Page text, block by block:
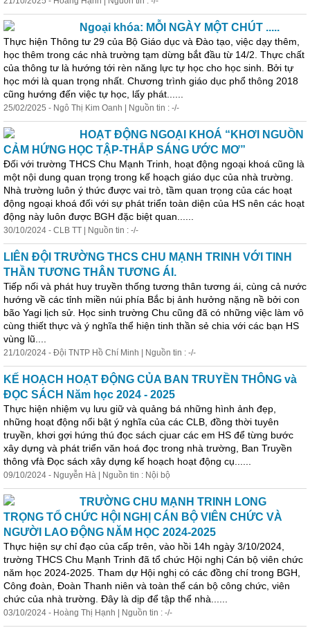
Ngoại khóa: MỖI NGÀY MỘT CHÚT .....
Thực hiện Thông tư 29 của Bộ Giáo dục và Đào tạo, việc dạy thêm,
học thêm trong các nhà trường tạm dừng bắt đầu từ 14/2. Thực chất
của thông tư là hướng tới rèn năng lực tự học cho học sinh. Bởi tự
học mới là quan trọng nhất. Chương trình giáo dục phổ thông 2018
cũng hướng đến việc tự học, lấy phát......
25/02/2025 - Ngô Thị Kim Oanh | Nguồn tin : -/-
HOẠT ĐỘNG NGOẠI KHOÁ “KHƠI NGUỒN
CẢM HỨNG HỌC TẬP-THẮP SÁNG ƯỚC MƠ”
Đối với trường THCS Chu Mạnh Trinh, hoạt động ngoại khoá cũng là
một nội dung quan trọng trong kế hoạch giáo dục của nhà trường.
Nhà trường luôn ý thức được vai trò, tầm quan trọng của các hoạt
động ngoại khoá đối với sự phát triển toàn diện của HS nên các hoạt
động này luôn được BGH đặc biệt quan......
30/10/2024 - CLB TT | Nguồn tin : -/-
LIÊN ĐỘI TRƯỜNG THCS CHU MẠNH TRINH VỚI TINH
THẦN TƯƠNG THÂN TƯƠNG ÁI.
Tiếp nối và phát huy truyền thống tương thân tương ái, cùng cả nước
hướng về các tỉnh miền núi phía Bắc bị ảnh hưởng nặng nề bởi con
bão Yagi lịch sử. Học sinh trường Chu cũng đã có những việc làm vô
cùng thiết thực và ý nghĩa thể hiện tinh thần sẻ chia với các bạn HS
vùng lũ....
21/10/2024 - Đội TNTP Hồ Chí Minh | Nguồn tin : -/-
KẾ HOẠCH HOẠT ĐỘNG CỦA BAN TRUYỀN THÔNG và
ĐỌC SÁCH Năm học 2024 - 2025
Thực hiện nhiệm vụ lưu giữ và quảng bá những hình ảnh đẹp,
những hoạt động nổi bật ý nghĩa của các CLB, đồng thời tuyên
truyền, khơi gợi hứng thú đọc sách cjuar các em HS để từng bước
xây dựng và phát triển văn hoá đọc trong nhà trường, Ban Truyền
thông vfà Đọc sách xây dựng kế hoạch hoạt động cụ......
09/10/2024 - Nguyễn Hà | Nguồn tin : Nội bộ
TRƯỜNG CHU MẠNH TRINH LONG
TRỌNG TỔ CHỨC HỘI NGHỊ CÁN BỘ VIÊN CHỨC VÀ
NGƯỜI LAO ĐỘNG NĂM HỌC 2024-2025
Thực hiện sự chỉ đạo của cấp trên, vào hồi 14h ngày 3/10/2024,
trường THCS Chu Mạnh Trinh đã tổ chức Hội nghị Cán bộ viên chức
năm học 2024-2025. Tham dự Hội nghị có các đồng chí trong BGH,
Công đoàn, Đoàn Thanh niên và toàn thể cán bộ công chức, viên
chức của nhà trường. Đây là dịp để tập thể nhà......
03/10/2024 - Hoàng Thị Hạnh | Nguồn tin : -/-